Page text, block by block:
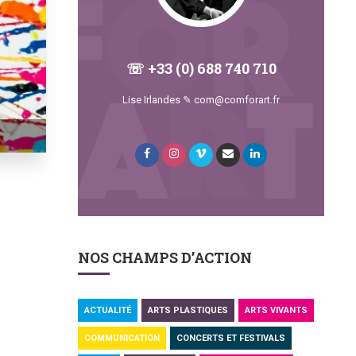
☏ +33 (0) 688 740 710
Lise Irlandes ✎ com@comforart.fr
NOS CHAMPS D’ACTION
ACTUALITÉ ARTS PLASTIQUES ARTS VIVANTS
COMMUNICATION CONCERTS ET FESTIVALS